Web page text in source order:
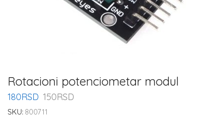
Rotacioni potenciometar modul
180RSD 150RSD
SKU: 800711